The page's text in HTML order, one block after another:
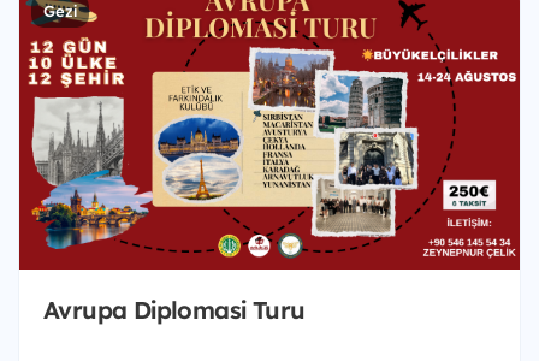
Gezi
Avrupa Diplomasi Turu